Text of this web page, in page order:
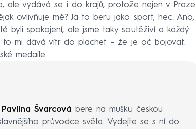
ale vydává se i do krajů, protože nejen v Praze
ovlivňuje mě? Já to beru jako sport, hec. Ano,
byli spokojení, ale jsme taky soutěživí a každý
to mi dává vítr do plachet – že je oč bojovat.
medaile.
Pavlína Švarcová bere na mušku českou
průvodce světa. Vydejte se s ní do